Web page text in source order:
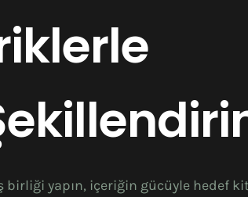
birliği yapın, içeriğin gücüyle hedef